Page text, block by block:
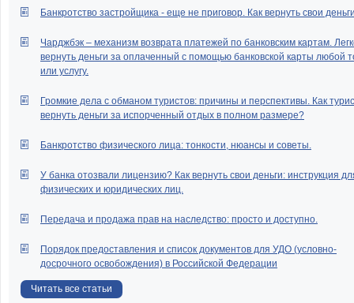
Банкротство застройщика - еще не приговор. Как вернуть свои
Чарджбэк – механизм возврата платежей по банковским картам.
вернуть деньги за оплаченный с помощью банковской карты любой
или услугу.
Громкие дела с обманом туристов: причины и перспективы. Как
вернуть деньги за испорченный отдых в полном размере?
Банкротство физического лица: тонкости, нюансы и советы.
У банка отозвали лицензию? Как вернуть свои деньги: инструкция
физических и юридических лиц.
Передача и продажа прав на наследство: просто и доступно.
Порядок предоставления и список документов для УДО (условно-
досрочного освобождения) в Российской Федерации
Читать все статьи